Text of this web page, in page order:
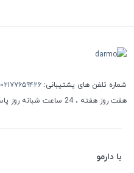
شماره تلفن های پشتیبانی: ۰۲۱۷۷۶۵۹۴۲۶
هفت روز هفته ، 24 ساعت شبانه روز پاسخگوی شما هستیم
با دارمو